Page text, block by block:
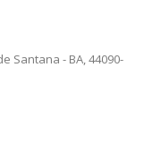
Santana - BA, 44090-